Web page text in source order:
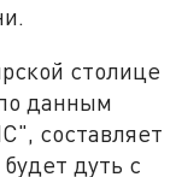
столице
данным
составляет
дуть с